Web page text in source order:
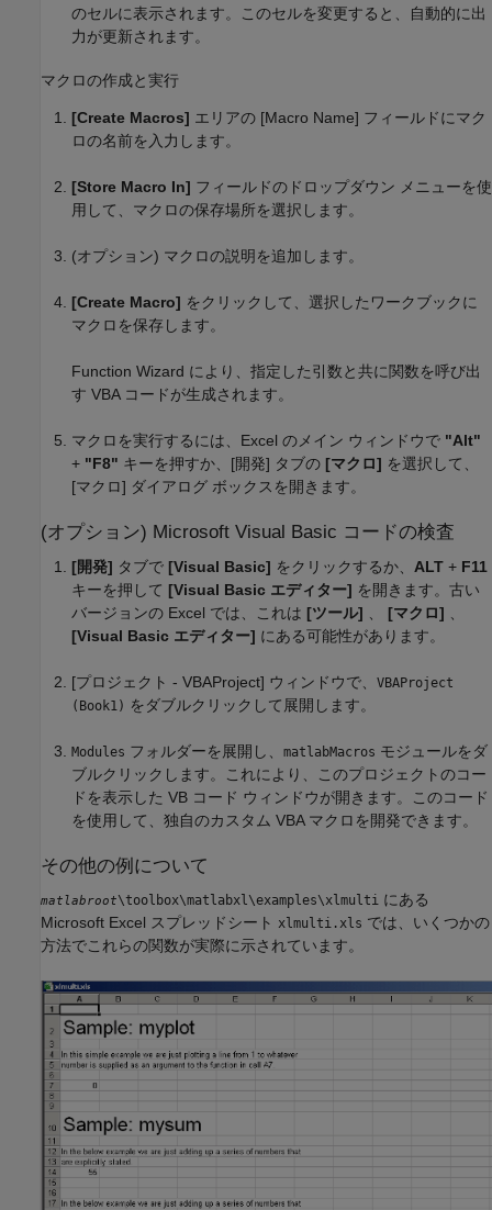
のセルに表示されます。このセルを変更すると、自動的に出
力が更新されます。
マクロの作成と実行
[Create Macros] エリアの [Macro Name] フィールドにマク
ロの名前を入力します。
[Store Macro In] フィールドのドロップダウン メニューを使
用して、マクロの保存場所を選択します。
(オプション) マクロの説明を追加します。
[Create Macro] をクリックして、選択したワークブックに
マクロを保存します。
Function Wizard により、指定した引数と共に関数を呼び出
す VBA コードが生成されます。
マクロを実行するには、Excel のメイン ウィンドウで "Alt"
+ "F8" キーを押すか、[開発] タブの [マクロ] を選択して、
[マクロ] ダイアログ ボックスを開きます。
(オプション) Microsoft Visual Basic コードの検査
[開発] タブで [Visual Basic] をクリックするか、 ALT + F11
キーを押して [Visual Basic エディター] を開きます。古い
バージョンの Excel では、これは [ツール] [マクロ]
[Visual Basic エディター] にある可能性があります。
[プロジェクト - VBAProject] ウィンドウで、 VBAProject
(Book1) をダブルクリックして展開します。
Modules フォルダーを展開し、 matlabMacros モジュールをダ
ブルクリックします。これにより、このプロジェクトのコー
ドを表示した VB コード ウィンドウが開きます。このコード
を使用して、独自のカスタム VBA マクロを開発できます。
その他の例について
matlabroot\toolbox\matlabxl\examples\xlmulti にある
Microsoft Excel スプレッドシート xlmulti.xls では、いくつかの
方法でこれらの関数が実際に示されています。